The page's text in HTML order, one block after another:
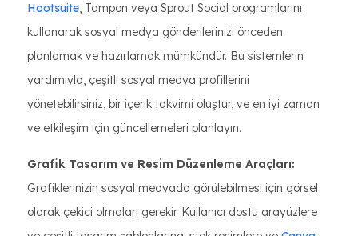
Hootsuite, Tampon veya Sprout Social programlarını
kullanarak sosyal medya gönderilerinizi önceden
planlamak ve hazırlamak mümkündür. Bu sistemlerin
yardımıyla, çeşitli sosyal medya profillerini
yönetebilirsiniz, bir içerik takvimi oluştur, ve en iyi zaman
ve etkileşim için güncellemeleri planlayın.
Grafik Tasarım ve Resim Düzenleme Araçları:
Grafiklerinizin sosyal medyada görülebilmesi için görsel
olarak çekici olmaları gerekir. Kullanıcı dostu arayüzlere